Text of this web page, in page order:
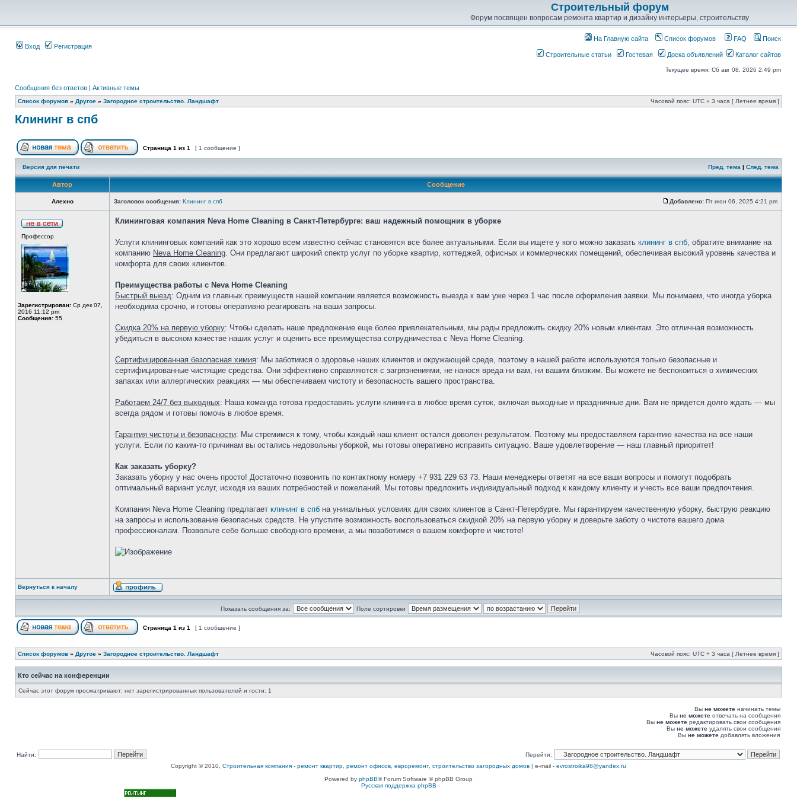
Строительный форум
Форум посвящен вопросам ремонта квартир и дизайну интерьеры, строительству
Вход Регистрация
На Главную сайта Список форумов FAQ Поиск
Строительные статьи Гостевая Доска объявлений Каталог сайтов
Текущее время: Сб авг 08, 2026 2:49 pm
Сообщения без ответов | Активные темы
Список форумов » Другое » Загородное строительство. Ландшафт Часовой пояс: UTC + 3 часа [ Летнее время ]
Клининг в спб
Страница 1 из 1 [ 1 сообщение ]
Версия для печати Пред. тема | След. тема
Автор Сообщение
Алехно Заголовок сообщения: Клининг в спб Добавлено: Пт июн 06, 2025 4:21 pm
Профессор
Зарегистрирован: Ср дек 07,
2016 11:12 pm
Сообщения: 55
Клининговая компания Neva Home Cleaning в Санкт-Петербурге: ваш надежный помощник в уборке
Услуги клининговых компаний как это хорошо всем известно сейчас становятся все более актуальными. Если вы ищете у кого можно заказать клининг в спб, обратите внимание на
компанию Neva Home Cleaning. Они предлагают широкий спектр услуг по уборке квартир, коттеджей, офисных и коммерческих помещений, обеспечивая высокий уровень качества и
комфорта для своих клиентов.
Преимущества работы с Neva Home Cleaning
Быстрый выезд: Одним из главных преимуществ нашей компании является возможность выезда к вам уже через 1 час после оформления заявки. Мы понимаем, что иногда уборка
необходима срочно, и готовы оперативно реагировать на ваши запросы.
Скидка 20% на первую уборку: Чтобы сделать наше предложение еще более привлекательным, мы рады предложить скидку 20% новым клиентам. Это отличная возможность
убедиться в высоком качестве наших услуг и оценить все преимущества сотрудничества с Neva Home Cleaning.
Сертифицированная безопасная химия: Мы заботимся о здоровье наших клиентов и окружающей среде, поэтому в нашей работе используются только безопасные и
сертифицированные чистящие средства. Они эффективно справляются с загрязнениями, не нанося вреда ни вам, ни вашим близким. Вы можете не беспокоиться о химических
запахах или аллергических реакциях — мы обеспечиваем чистоту и безопасность вашего пространства.
Работаем 24/7 без выходных: Наша команда готова предоставить услуги клининга в любое время суток, включая выходные и праздничные дни. Вам не придется долго ждать — мы
всегда рядом и готовы помочь в любое время.
Гарантия чистоты и безопасности: Мы стремимся к тому, чтобы каждый наш клиент остался доволен результатом. Поэтому мы предоставляем гарантию качества на все наши
услуги. Если по каким-то причинам вы остались недовольны уборкой, мы готовы оперативно исправить ситуацию. Ваше удовлетворение — наш главный приоритет!
Как заказать уборку?
Заказать уборку у нас очень просто! Достаточно позвонить по контактному номеру +7 931 229 63 73. Наши менеджеры ответят на все ваши вопросы и помогут подобрать
оптимальный вариант услуг, исходя из ваших потребностей и пожеланий. Мы готовы предложить индивидуальный подход к каждому клиенту и учесть все ваши предпочтения.
Компания Neva Home Cleaning предлагает клининг в спб на уникальных условиях для своих клиентов в Санкт-Петербурге. Мы гарантируем качественную уборку, быструю реакцию
на запросы и использование безопасных средств. Не упустите возможность воспользоваться скидкой 20% на первую уборку и доверьте заботу о чистоте вашего дома
профессионалам. Позвольте себе больше свободного времени, а мы позаботимся о вашем комфорте и чистоте!
Вернуться к началу
Показать сообщения за: Поле сортировки
Страница 1 из 1 [ 1 сообщение ]
Список форумов » Другое » Загородное строительство. Ландшафт Часовой пояс: UTC + 3 часа [ Летнее время ]
Кто сейчас на конференции
Сейчас этот форум просматривают: нет зарегистрированных пользователей и гости: 1
Вы не можете начинать темы
Вы не можете отвечать на сообщения
Вы не можете редактировать свои сообщения
Вы не можете удалять свои сообщения
Вы не можете добавлять вложения
Найти:
Перейти:
Copyright © 2010, Строительная компания - ремонт квартир, ремонт офисов, евроремонт, строительство загородных домов | e-mail - evrostroika98@yandex.ru
Powered by phpBB® Forum Software © phpBB Group
Русская поддержка phpBB